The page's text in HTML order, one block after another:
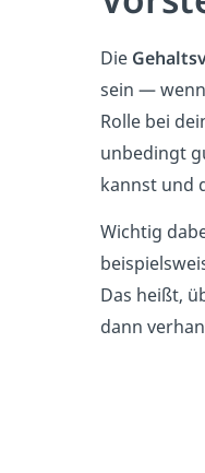
Die
sein —
Rolle bei
unbedingt
kannst und
Wichtig
Das heißt,
dann